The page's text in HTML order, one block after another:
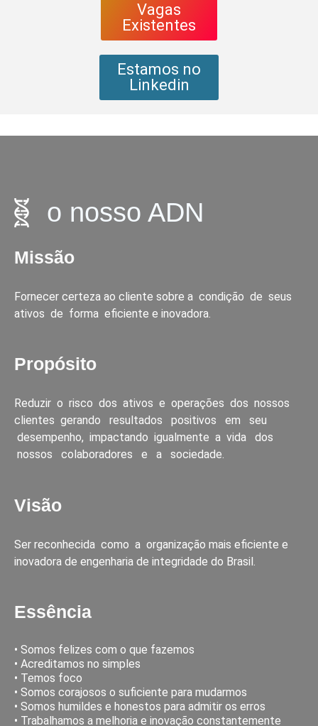
Vagas
Existentes
Estamos no
Linkedin
o nosso ADN
Missão
Fornecer certeza ao cliente sobre a condição de seus
ativos de forma eficiente e inovadora.
Propósito
Reduzir o risco dos ativos e operações dos nossos
clientes gerando resultados positivos em seu
desempenho, impactando igualmente a vida dos
nossos colaboradores e a sociedade.
Visão
Ser reconhecida como a organização mais eficiente e
inovadora de engenharia de integridade do Brasil.
Essência
• Somos felizes com o que fazemos
• Acreditamos no simples
• Temos foco
• Somos corajosos o suficiente para mudarmos
• Somos humildes e honestos para admitir os erros
• Trabalhamos a melhoria e inovação constantemente